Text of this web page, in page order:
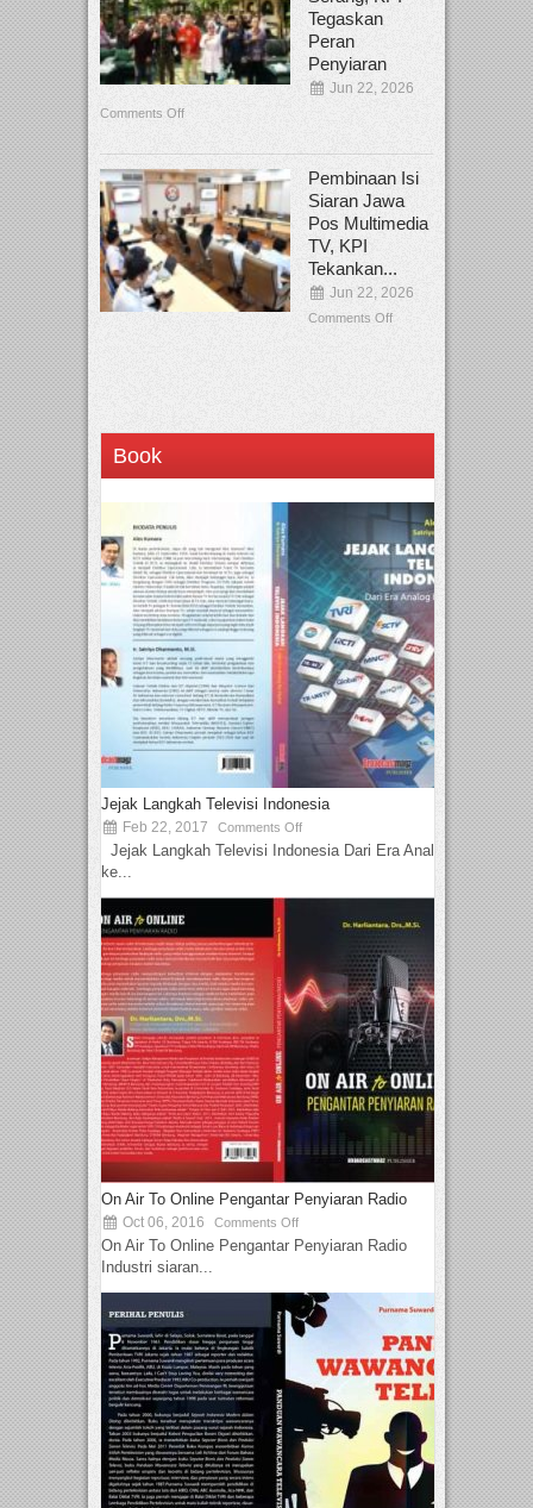
Tegaskan
Peran
Penyiaran
Jun 22, 2026
Comments Off
Pembinaan Isi
Siaran Jawa
Pos Multimedia
TV, KPI
Tekankan...
Jun 22, 2026
Comments Off
Book
Jejak Langkah Televisi Indonesia
Feb 22, 2017 Comments Off
Jejak Langkah Televisi Indonesia Dari Era Analog
ke...
On Air To Online Pengantar Penyiaran Radio
Oct 06, 2016 Comments Off
On Air To Online Pengantar Penyiaran Radio
Industri siaran...